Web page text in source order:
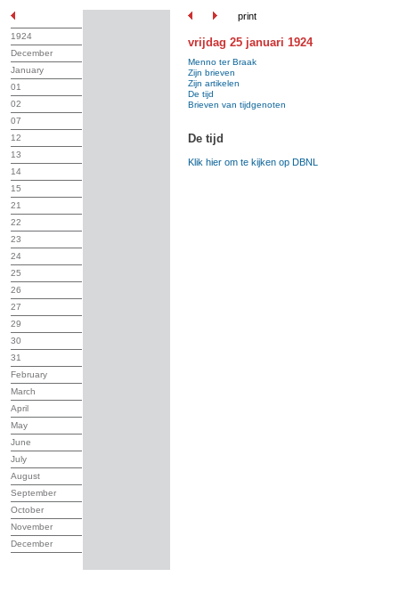
print
1924
December
January
01
02
07
12
13
14
15
21
22
23
24
25
26
27
29
30
31
February
March
April
May
June
July
August
September
October
November
December
vrijdag 25 januari 1924
Menno ter Braak
Zijn brieven
Zijn artikelen
De tijd
Brieven van tijdgenoten
De tijd
Klik hier om te kijken op DBNL